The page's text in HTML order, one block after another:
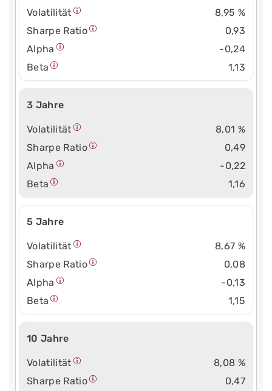
Volatilität
8,95 %
Sharpe Ratio
0,93
Alpha
-0,24
Beta
1,13
3 Jahre
Volatilität
8,01 %
Sharpe Ratio
0,49
Alpha
-0,22
Beta
1,16
5 Jahre
Volatilität
8,67 %
Sharpe Ratio
0,08
Alpha
-0,13
Beta
1,15
10 Jahre
Volatilität
8,08 %
Sharpe Ratio
0,47